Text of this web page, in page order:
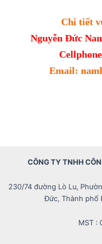
Chi tiết
Nguyễn Đức
Email:
CÔNG TY TNHH
230/74 đường Lò Lu,
Đức, Thành phố
MST :